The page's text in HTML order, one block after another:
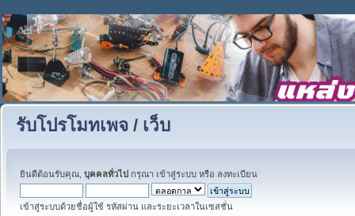
รับโปรโมทเพจ / เว็บ
ยินดีต้อนรับคุณ, บุคคลทั่วไป กรุณา เข้าสู่ระบบ หรือ ลงทะเบียน
เข้าสู่ระบบด้วยชื่อผู้ใช้ รหัสผ่าน และระยะเวลาในเซสชั่น